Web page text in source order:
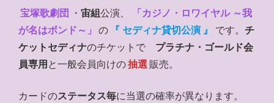
宝塚歌劇団 ・宙組公演、 「カジノ・ロワイヤル ～我
が名はボンド～ 」 の 『 セディナ貸切公演 』 です。 チ
ケットセディナのチケットで プラチナ・ゴールド会
員専用 と一般会員向けの抽選 販売。
カードのステータス毎に当選の確率が異なります。